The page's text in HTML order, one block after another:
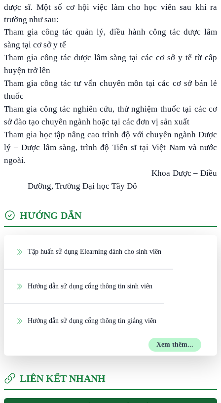
dược sĩ. Một số cơ hội việc làm cho học viên sau khi ra
trường như sau:
Tham gia công tác quản lý, điều hành công tác dược lâm
sàng tại cơ sở y tế
Tham gia công tác dược lâm sàng tại các cơ sở y tế từ cấp
huyện trở lên
Tham gia công tác tư vấn chuyên môn tại các cơ sở bán lẻ
thuốc
Tham gia công tác nghiên cứu, thử nghiệm thuốc tại các cơ
sở đào tạo chuyên ngành hoặc tại các đơn vị sản xuất
Tham gia học tập nâng cao trình độ với chuyên ngành Dược
lý – Dược lâm sàng, trình độ Tiến sĩ tại Việt Nam và nước
ngoài.
Khoa Dược – Điều
Dưỡng, Trường Đại học Tây Đô
HƯỚNG DẪN
Tập huấn sử dụng Elearning dành cho sinh viên
Hướng dẫn sử dụng cổng thông tin sinh viên
Hướng dẫn sử dụng cổng thông tin giảng viên
Xem thêm...
LIÊN KẾT NHANH